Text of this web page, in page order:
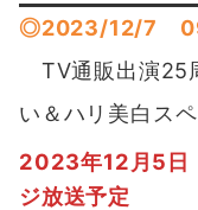
◎2023/12/7
TV通販出演25
い＆ハリ美白ス
2023年12月5日
ジ放送予定